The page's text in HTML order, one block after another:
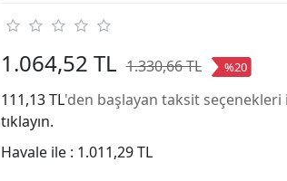
1.064,52 TL 1.330,66 TL %20
111,13 TL'den başlayan taksit seçenekleri
tıklayın.
Havale ile : 1.011,29 TL